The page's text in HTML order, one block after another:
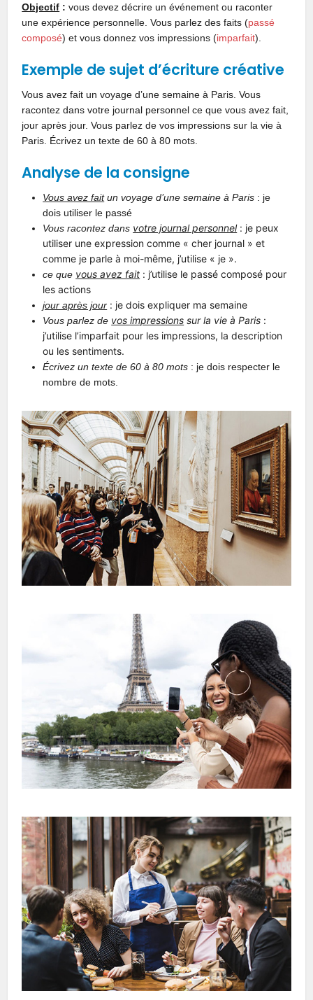
Objectif : vous devez décrire un événement ou raconter
une expérience personnelle. Vous parlez des faits (passé
composé) et vous donnez vos impressions (imparfait).
Exemple de sujet d’écriture créative
Vous avez fait un voyage d’une semaine à Paris. Vous
racontez dans votre journal personnel ce que vous avez fait,
jour après jour. Vous parlez de vos impressions sur la vie à
Paris. Écrivez un texte de 60 à 80 mots.
Analyse de la consigne
Vous avez faitun voyage d’une semaine à Paris : je
dois utiliser le passé
Vous racontez dans votre journal personnel: je peux
utiliser une expression comme « cher journal » et
comme je parle à moi-même, j’utilise « je ».
ce que vous avez fait : j’utilise le passé composé pour
les actions
jour après jour : je dois expliquer ma semaine
Vous parlez de vos impressions sur la vie à Paris :
j’utilise l’imparfait pour les impressions, la description
ou les sentiments.
Écrivez un texte de 60 à 80 mots : je dois respecter le
nombre de mots.